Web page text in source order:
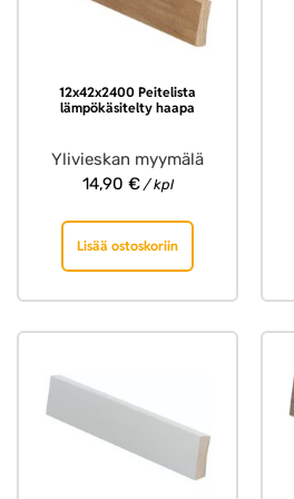
12x42x2400 Peitelista
lämpökäsitelty haapa
Ylivieskan myymälä
14,90 €/ kpl
Lisää ostoskoriin